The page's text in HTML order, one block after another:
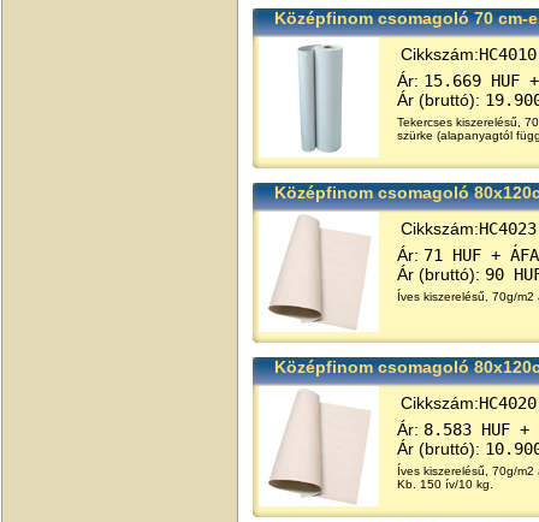
Középfinom csomagoló 70 cm-
Cikkszám:HC4010
Ár: 15.669 HUF
Ár (bruttó):
Tekercses kiszerelésű,
szürke (alapanyagtól
Középfinom csomagoló
Cikkszám:HC4023
Ár: 71 HUF + ÁFA
Ár (bruttó): 90
Íves kiszerelésű, 70g/
Középfinom csomagoló
Cikkszám:HC4020
Ár: 8.583 HUF +
Ár (bruttó):
Íves kiszerelésű, 70g/
Kb. 150 ív/10 kg.